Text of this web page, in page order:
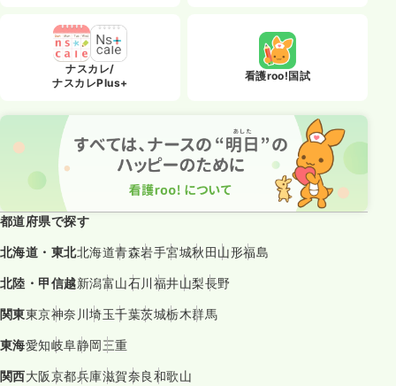
ナスカレ/
ナスカレPlus+
看護roo!国試
都道府県で探す
北海道・東北北海道青森岩手宮城秋田 山形福島
北陸・甲信越新潟富山石川 福井山梨長野
関東東京神奈川埼玉千葉茨城栃木群馬
東海愛知岐阜静岡三重
関西大阪京都兵庫滋賀奈良和歌山